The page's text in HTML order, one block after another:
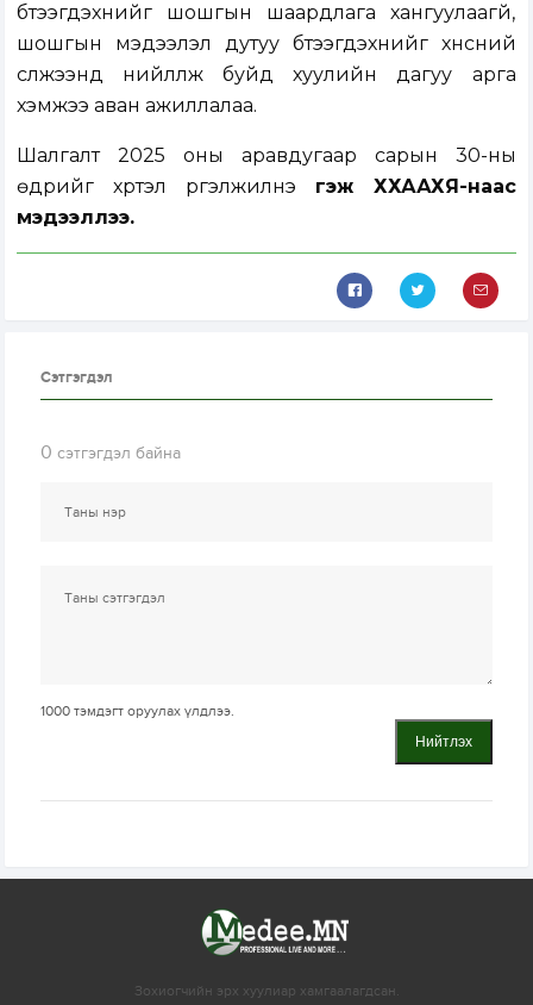
бүтээгдэхүүнийг шошгын шаардлага хангуулаагүй,
шошгын мэдээлэл дутуу бүтээгдэхүүнийг хүнсний
сүлжээнд нийлүүлж буйд хуулийн дагуу арга
хэмжээ аван ажиллалаа.
Шалгалт 2025 оны аравдугаар сарын 30-ны
өдрийг хүртэл үргэлжилнэ гэж ХХААХҮЯ-наас
мэдээллээ.
Сэтгэгдэл
0 сэтгэгдэл байна
1000 тэмдэгт оруулах үлдлээ.
Нийтлэх
Зохиогчийн эрх хуулиар хамгаалагдсан.